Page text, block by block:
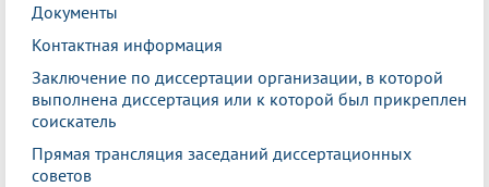
Документы
Контактная информация
Заключение по диссертации организации, в которой
выполнена диссертация или к которой был прикреплен
соискатель
Прямая трансляция заседаний диссертационных
советов